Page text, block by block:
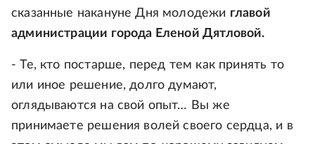
сказанные накануне Дня молодежи главой
администрации города Еленой Дятловой.
- Те, кто постарше, перед тем как принять то
или иное решение, долго думают,
оглядываются на свой опыт… Вы же
принимаете решения волей своего сердца, и в